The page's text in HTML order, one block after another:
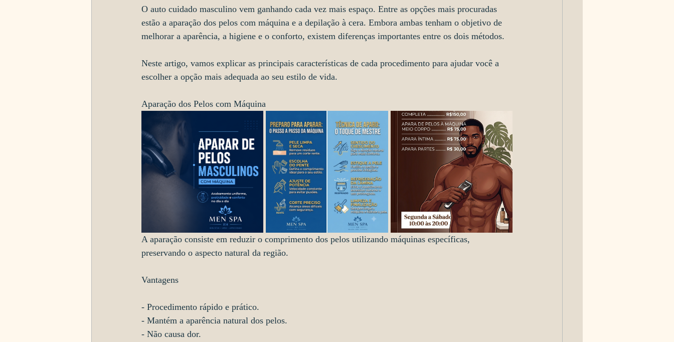
O auto cuidado masculino vem ganhando cada vez mais espaço. Entre as opções mais procuradas
estão a aparação dos pelos com máquina e a depilação à cera. Embora ambas tenham o objetivo de
melhorar a aparência, a higiene e o conforto, existem diferenças importantes entre os dois métodos.
Neste artigo, vamos explicar as principais características de cada procedimento para ajudar você a
escolher a opção mais adequada ao seu estilo de vida.
Aparação dos Pelos com Máquina
A aparação consiste em reduzir o comprimento dos pelos utilizando máquinas específicas,
preservando o aspecto natural da região.
Vantagens
- Procedimento rápido e prático.
- Mantém a aparência natural dos pelos.
- Não causa dor.